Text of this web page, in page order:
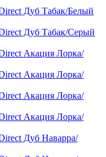
Дуб Табак/Белый
Дуб Табак/Серый
Акация Лорка/
Акация Лорка/
Акация Лорка/
Акация Лорка/
Дуб Наварра/